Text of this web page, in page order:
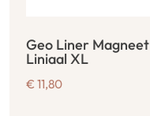
Geo Liner Magneet
Liniaal XL
€ 11,80